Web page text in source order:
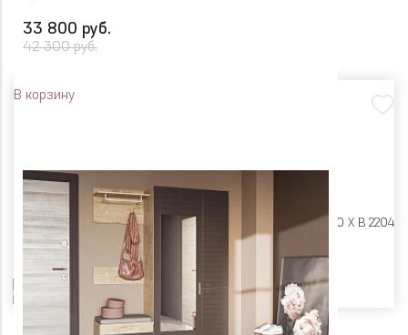
33 800 руб.
42 300 руб.
В корзину
Размеры: Ш 1500 X Г 400 X В 2204